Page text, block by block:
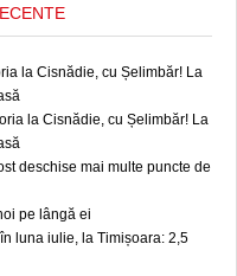
la Cisnădie, cu Șelimbăr! La
la Cisnădie, cu Șelimbăr! La
deschise mai multe puncte de
pe lângă ei
luna iulie, la Timișoara: 2,5